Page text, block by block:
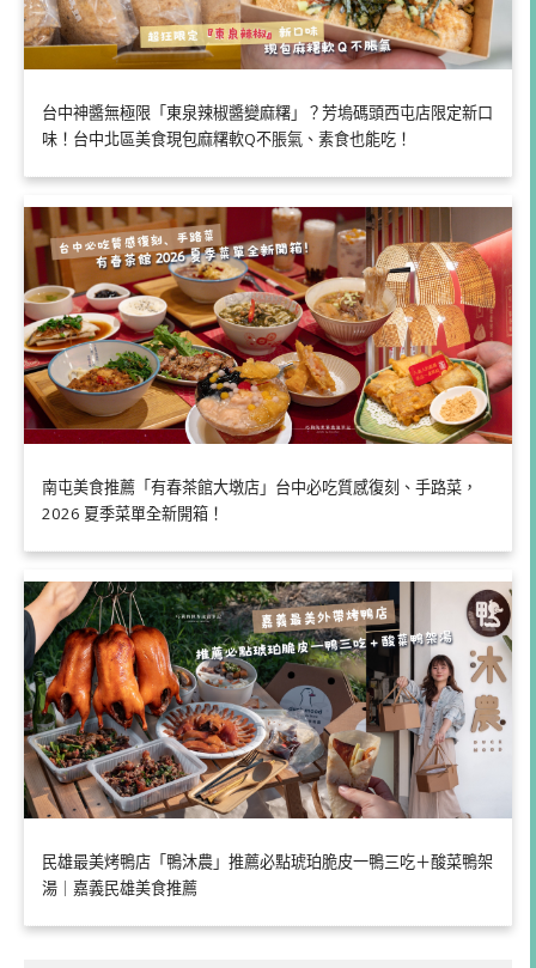
台中神醬無極限「東泉辣椒醬變麻糬」？芳塢碼頭西屯店限定新口
味！台中北區美食現包麻糬軟Q不脹氣、素食也能吃！
南屯美食推薦「有春茶館大墩店」台中必吃質感復刻、手路菜，
2026 夏季菜單全新開箱！
民雄最美烤鴨店「鴨沐農」推薦必點琥珀脆皮一鴨三吃＋酸菜鴨架
湯｜嘉義民雄美食推薦